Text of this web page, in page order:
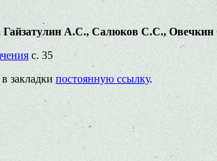
А.С., Салюков С.С., Овечкин
с. 35
в закладкипостоянную ссылку.